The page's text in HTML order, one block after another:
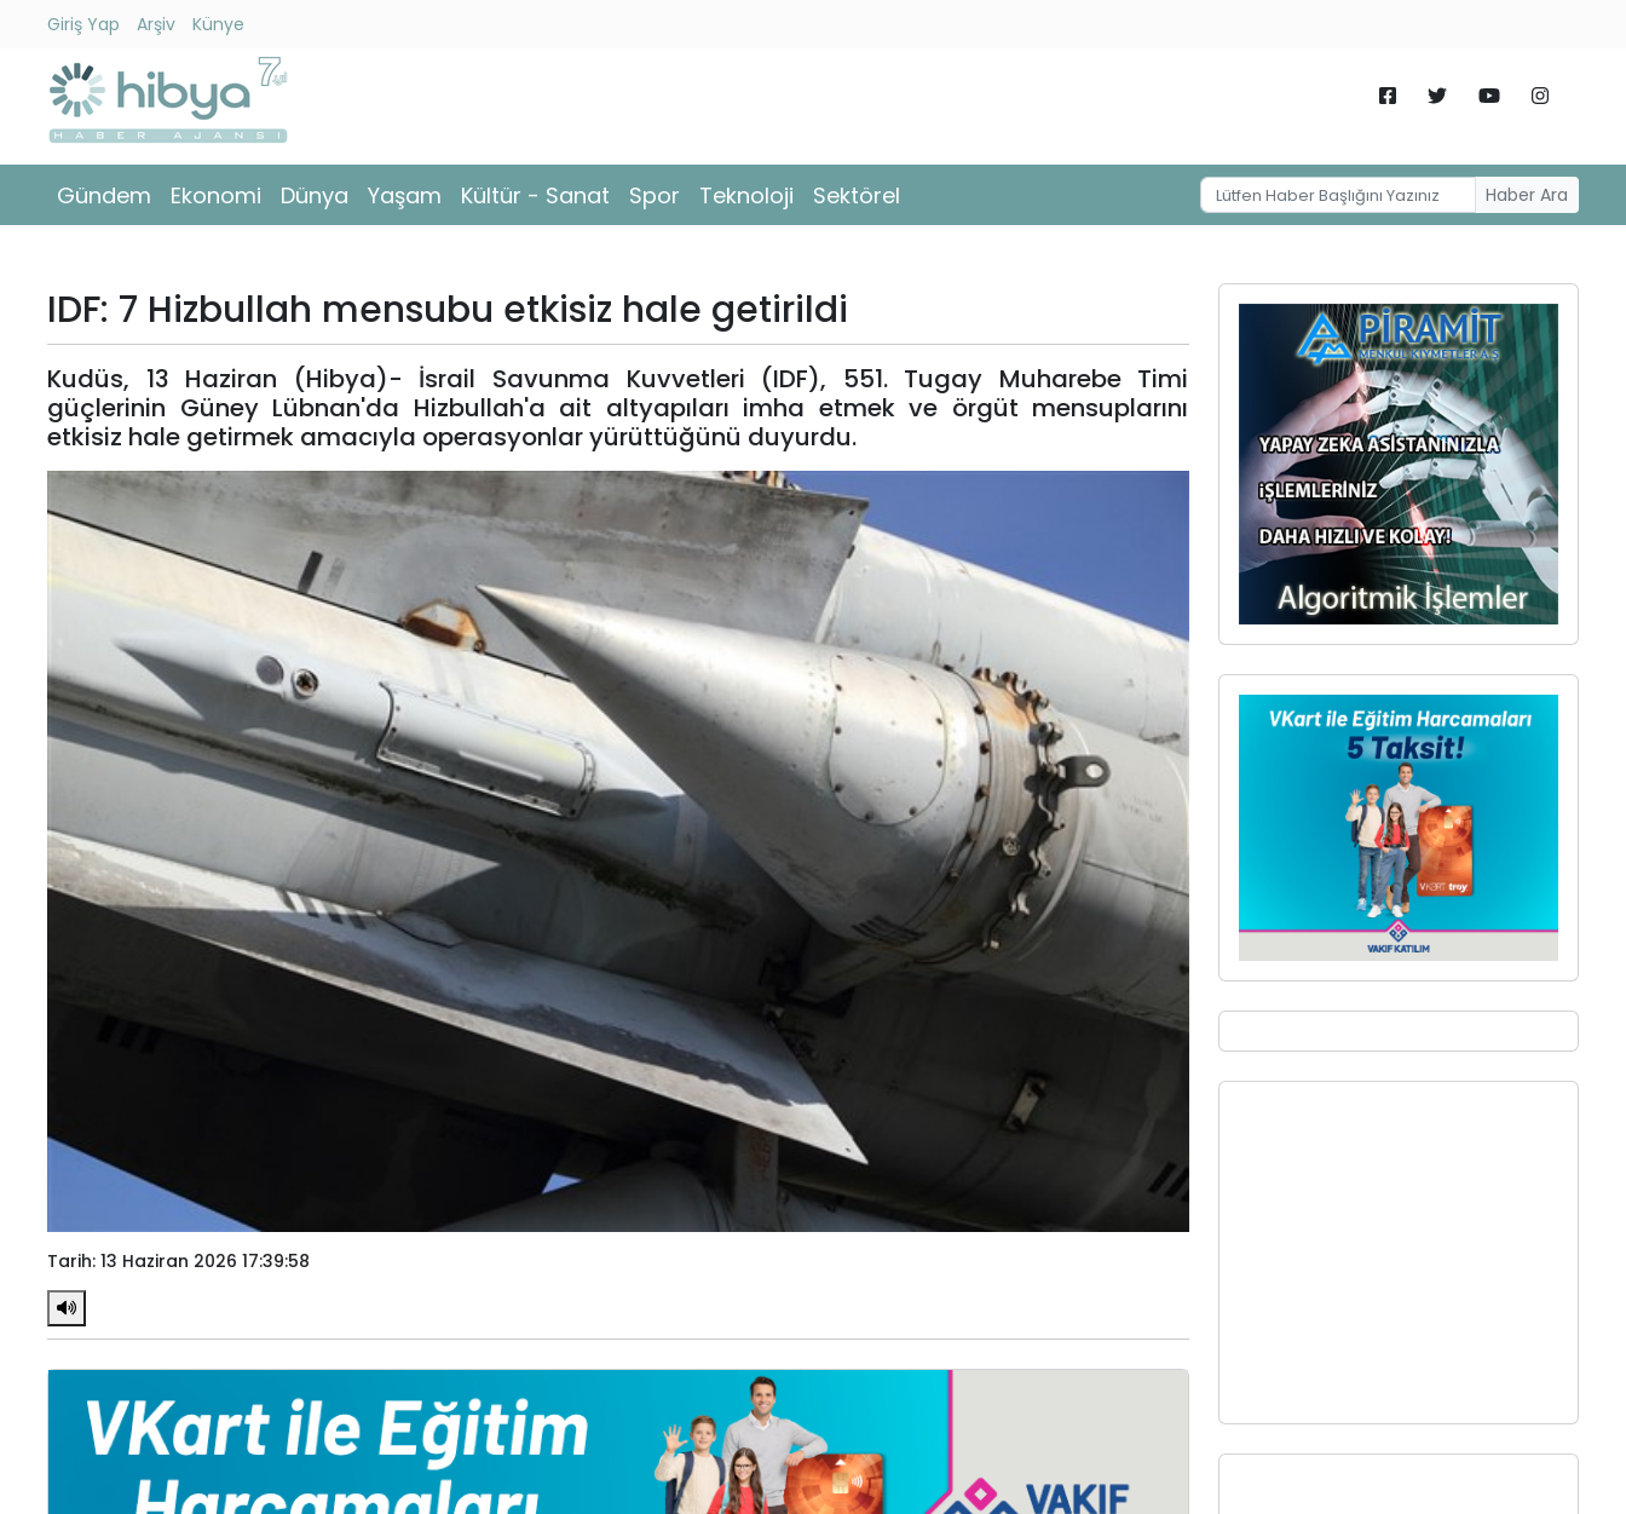
Giriş Yap Arşiv Künye
Gündem Ekonomi Dünya Yaşam Kültür - Sanat Spor Teknoloji Sektörel Haber Ara
Gündem
Ekonomi
Yaşam
Kültür
Sanat
Spor
Arşiv
Giriş
Yap
IDF: 7 Hizbullah mensubu etkisiz hale getirildi
Kudüs, 13 Haziran (Hibya)- İsrail Savunma Kuvvetleri (IDF), 551. Tugay Muharebe Timi
güçlerinin Güney Lübnan'da Hizbullah'a ait altyapıları imha etmek ve örgüt mensuplarını
etkisiz hale getirmek amacıyla operasyonlar yürüttüğünü duyurdu.
Tarih: 13 Haziran 2026 17:39:58